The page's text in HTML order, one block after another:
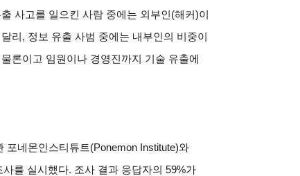
사고를 일으킨 사람 중에는 외부인(해커)이
리, 정보 유출 사범 중에는 내부인의 비중이
론이고 임원이나 경영진까지 기술 유출에
포네몬인스티튜트(Ponemon Institute)와
를 실시했다. 조사 결과 응답자의 59%가